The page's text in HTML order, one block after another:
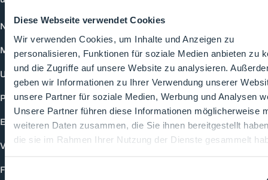
Diese Webseite verwendet Cookies
Wir verwenden Cookies, um Inhalte und Anzeigen zu
personalisieren, Funktionen für soziale Medien anbieten zu
und die Zugriffe auf unsere Website zu analysieren.
geben wir Informationen zu Ihrer Verwendung unserer
unsere Partner für soziale Medien, Werbung und Analysen
Unsere Partner führen diese Informationen möglicherweise
weiteren Daten zusammen, die Sie ihnen bereitgestellt
die sie im Rahmen Ihrer Nutzung der Dienste gesammelt
Einwilligungsauswahl
News
Mediathek
Unternehmen
Produkte
Events
Vorträge
Future-Faces